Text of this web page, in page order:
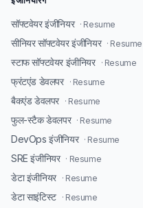
सॉफ्टवेयर इंजीनियर · Resume
सीनियर सॉफ्टवेयर इंजीनियर · Resume
स्टाफ सॉफ्टवेयर इंजीनियर · Resume
फ्रंटएंड डेवलपर · Resume
बैकएंड डेवलपर · Resume
फुल-स्टैक डेवलपर · Resume
DevOps इंजीनियर · Resume
SRE इंजीनियर · Resume
डेटा इंजीनियर · Resume
डेटा साइंटिस्ट · Resume